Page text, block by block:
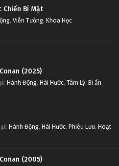
Chiến Bí Mật
, Viễn Tưởng, Khoa Học
(2025)
: Hành Động, Hài Hước, Tâm Lý, Bí ẩn,
: Hành Động, Hài Hước, Phiêu Lưu, Hoạt
(2005)